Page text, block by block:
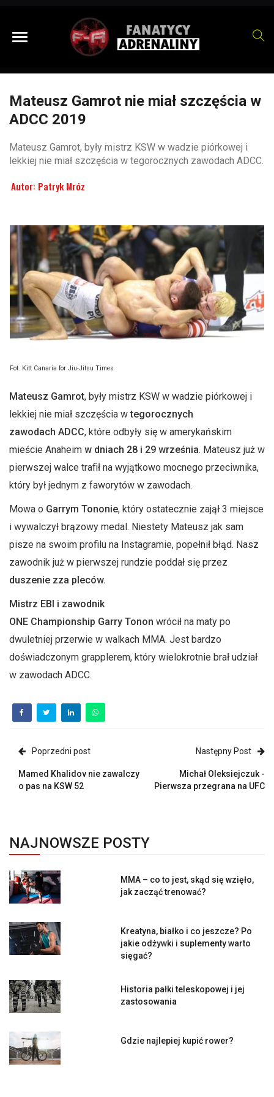
Mateusz Gamrot nie miał szczęścia w
ADCC 2019
Mateusz Gamrot, były mistrz KSW w wadzie piórkowej i
lekkiej nie miał szczęścia w tegorocznych zawodach ADCC.
Autor: Patryk Mróz
Fot. Kitt Canaria for Jiu-Jitsu Times
Mateusz Gamrot, były mistrz KSW w wadzie piórkowej i
lekkiej nie miał szczęścia wtegorocznych
zawodach ADCC, które odbyły się w amerykańskim
mieście Anaheim w dniach 28 i 29 września. Mateusz już w
pierwszej walce trafił na wyjątkowo mocnego przeciwnika,
który był jednym z faworytów w zawodach.
Mowa o Garrym Tononie, który ostatecznie zajął 3 miejsce
i wywalczył brązowy medal. Niestety Mateusz jak sam
pisze na swoim profilu na Instagramie, popełnił błąd. Nasz
zawodnik już w pierwszej rundzie poddał się przez
duszenie zza pleców.
Mistrz EBI i zawodnik
ONE Championship Garry Tonon wrócił na maty po
dwuletniej przerwie w walkach MMA. Jest bardzo
doświadczonym grapplerem, który wielokrotnie brał udział
w zawodach ADCC.
Poprzedni post
Mamed Khalidov nie zawalczy
o pas na KSW 52
Następny Post
Michał Oleksiejczuk -
Pierwsza przegrana na UFC
NAJNOWSZE POSTY
MMA – co to jest, skąd się wzięło,
jak zacząć trenować?
Kreatyna, białko i co jeszcze? Po
jakie odżywki i suplementy warto
sięgać?
Historia pałki teleskopowej i jej
zastosowania
Gdzie najlepiej kupić rower?